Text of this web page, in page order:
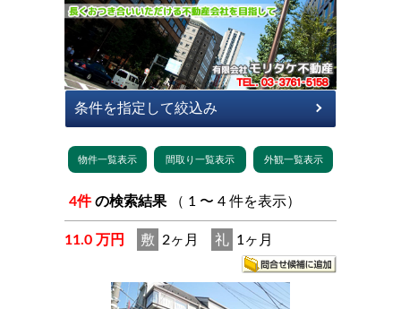
4件 の検索結果 （ 1 〜 4 件を表示）
11.0 万円 敷 2ヶ月 礼 1ヶ月